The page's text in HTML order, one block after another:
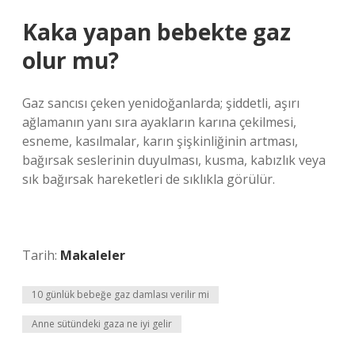
Kaka yapan bebekte gaz
olur mu?
Gaz sancısı çeken yenidoğanlarda; şiddetli, aşırı
ağlamanın yanı sıra ayakların karına çekilmesi,
esneme, kasılmalar, karın şişkinliğinin artması,
bağırsak seslerinin duyulması, kusma, kabızlık veya
sık bağırsak hareketleri de sıklıkla görülür.
Tarih: Makaleler
10 günlük bebeğe gaz damlası verilir mi
Anne sütündeki gaza ne iyi gelir